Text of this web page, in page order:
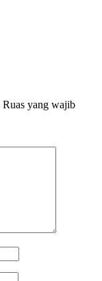
Ruas yang wajib